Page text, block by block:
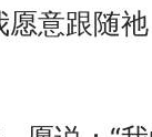
意跟随